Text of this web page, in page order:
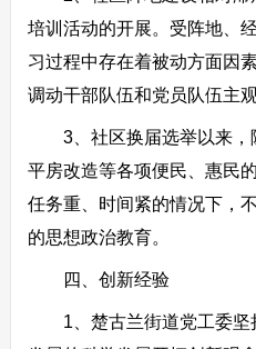
培训活动的开展。受阵地、
习过程中存在着被动方面因
调动干部队伍和党员队伍主
3、社区换届选举以来，
平房改造等各项便民、惠民
任务重、时间紧的情况下，
的思想政治教育。
四、创新经验
1、楚古兰街道党工委坚